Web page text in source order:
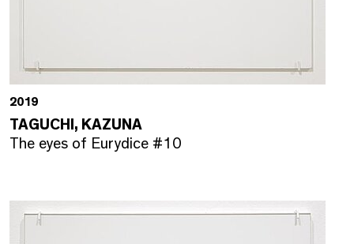
2019
TAGUCHI, KAZUNA
The eyes of Eurydice #10